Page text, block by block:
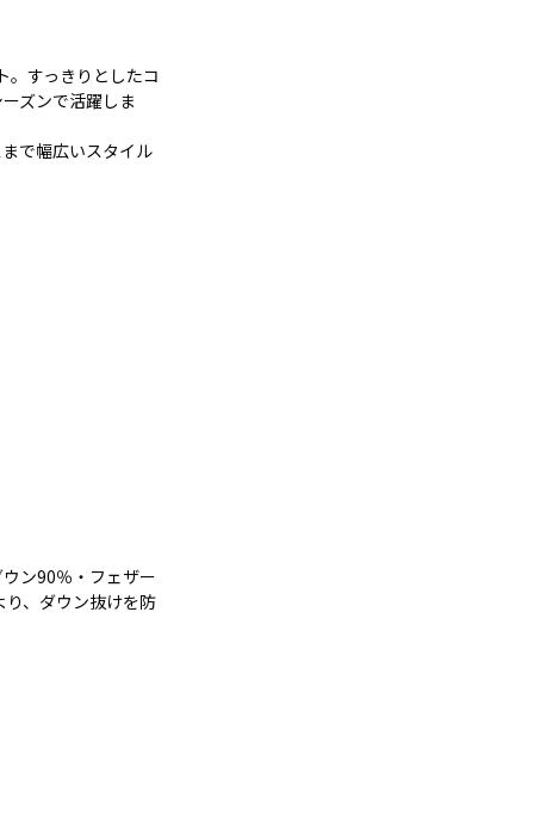
。すっきりとしたコ
ズンで活躍しま
で幅広いスタイル
ン90％・フェザー
、ダウン抜けを防